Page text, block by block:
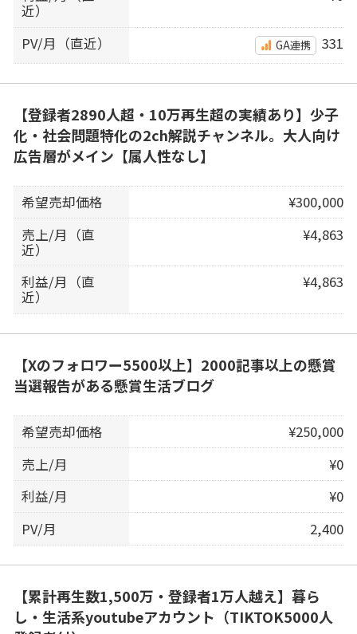
近）
PV/月（直近） GA連携 331
【登録者2890人超・10万再生超の実績あり】少子
化・社会問題特化の2ch解説チャンネル。大人向け
広告層がメイン【属人性なし】
希望売却価格
¥300,000
売上/月（直
近）
¥4,863
利益/月（直
近）
¥4,863
【Xのフォロワー5500以上】2000記事以上の懸賞
当選報告がある懸賞生活ブログ
希望売却価格
¥250,000
売上/月
¥0
利益/月
¥0
PV/月
2,400
【累計再生数1,500万・登録者1万人越え】暮ら
し・生活系youtubeアカウント（TIKTOK5000人